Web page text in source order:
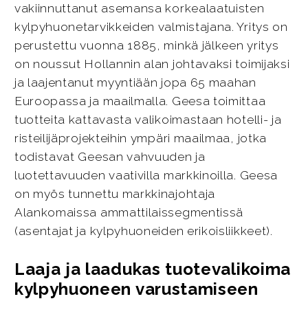
vakiinnuttanut asemansa korkealaatuisten
kylpyhuonetarvikkeiden valmistajana. Yritys on
perustettu vuonna 1885, minkä jälkeen yritys
on noussut Hollannin alan johtavaksi toimijaksi
ja laajentanut myyntiään jopa 65 maahan
Euroopassa ja maailmalla. Geesa toimittaa
tuotteita kattavasta valikoimastaan hotelli- ja
risteilijäprojekteihin ympäri maailmaa, jotka
todistavat Geesan vahvuuden ja
luotettavuuden vaativilla markkinoilla. Geesa
on myös tunnettu markkinajohtaja
Alankomaissa ammattilaissegmentissä
(asentajat ja kylpyhuoneiden erikoisliikkeet).
Laaja ja laadukas tuotevalikoima
kylpyhuoneen varustamiseen